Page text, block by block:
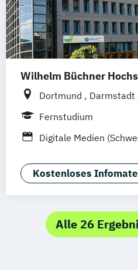
Medien- und
Mediendesign Online
Sales Management &
Wilhelm Büchner
Dortmund Darmstadt
Hannover
Wien Zürich Rostock
Fernstudium
Digitale Medien
Kostenloses
Alle 26